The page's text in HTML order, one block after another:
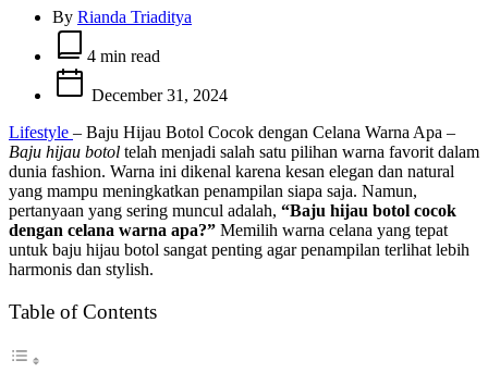
By Rianda Triaditya
Estimated
read
time
4 min read
December 31, 2024
Lifestyle – Baju Hijau Botol Cocok dengan Celana Warna Apa –
Baju hijau botol telah menjadi salah satu pilihan warna favorit dalam
dunia fashion. Warna ini dikenal karena kesan elegan dan natural
yang mampu meningkatkan penampilan siapa saja. Namun,
pertanyaan yang sering muncul adalah, “Baju hijau botol cocok
dengan celana warna apa?” Memilih warna celana yang tepat
untuk baju hijau botol sangat penting agar penampilan terlihat lebih
harmonis dan stylish.
Table of Contents